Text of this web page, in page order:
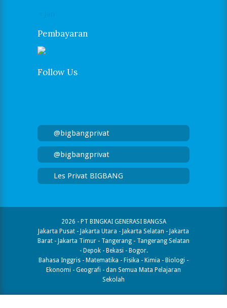
Pembayaran
Follow Us
@bigbangprivat
@bigbangprivat
Les Privat BIGBANG
2026 - PT BINGKAI GENERASI BANGSA
Jakarta Pusat - Jakarta Utara - Jakarta Selatan - Jakarta
Barat - Jakarta Timur - Tangerang - Tangerang Selatan
- Depok - Bekasi - Bogor.
Bahasa Inggris - Matematika - Fisika - Kimia - Biologi -
Ekonomi - Geografi​ - dan Semua Mata Pelajaran
Sekolah